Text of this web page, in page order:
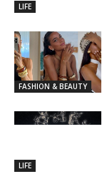
LIFE
FASHION & BEAUTY
LIFE